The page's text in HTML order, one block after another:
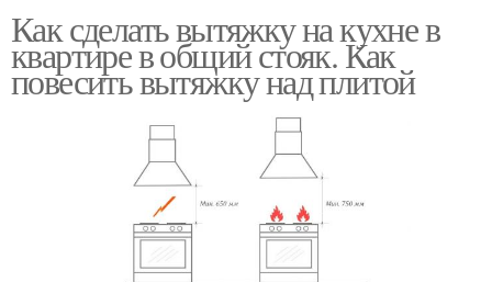
Как сделать вытяжку на кухне в
квартире в общий стояк. Как
повесить вытяжку над плитой